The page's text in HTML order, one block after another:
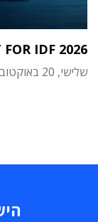
FOR IDF 2026
שלישי, 20 באוקטובר 2026